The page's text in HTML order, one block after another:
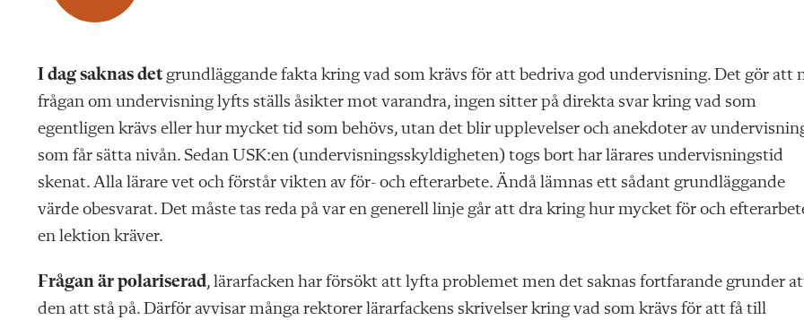
I dag saknas det grundläggande fakta kring vad som krävs för att bedriva god undervisning. Det gör att
frågan om undervisning lyfts ställs åsikter mot varandra, ingen sitter på direkta svar kring vad som
egentligen krävs eller hur mycket tid som behövs, utan det blir upplevelser och anekdoter av
som får sätta nivån. Sedan USK:en (undervisningsskyldigheten) togs bort har lärares undervisningstid
skenat. Alla lärare vet och förstår vikten av för- och efterarbete. Ändå lämnas ett sådant grundläggande
värde obesvarat. Det måste tas reda på var en generell linje går att dra kring hur mycket för och
en lektion kräver.
Frågan är polariserad, lärarfacken har försökt att lyfta problemet men det saknas fortfarande grunder
den att stå på. Därför avvisar många rektorer lärarfackens skrivelser kring vad som krävs för att få till